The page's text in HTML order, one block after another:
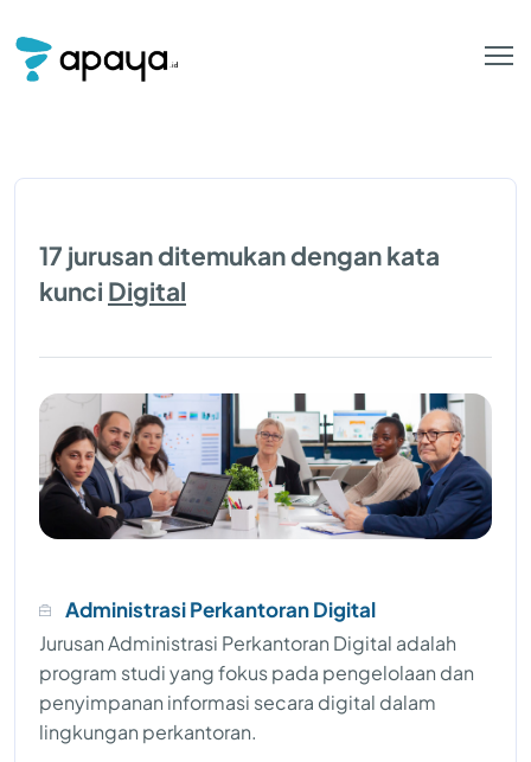
17 jurusan ditemukan dengan kata
kunci Digital
Administrasi Perkantoran Digital
Jurusan Administrasi Perkantoran Digital adalah
program studi yang fokus pada pengelolaan dan
penyimpanan informasi secara digital dalam
lingkungan perkantoran.